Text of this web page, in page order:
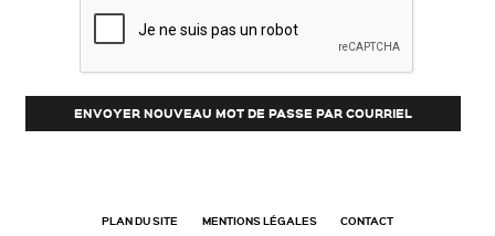
PLAN DU SITE MENTIONS LÉGALES CONTACT